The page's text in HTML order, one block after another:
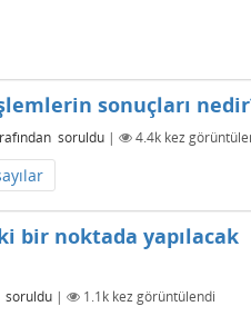
sonuçları
soruldu | 4.4k kez
bir noktada yapılacak
soruldu | 1.1k kez görüntülendi